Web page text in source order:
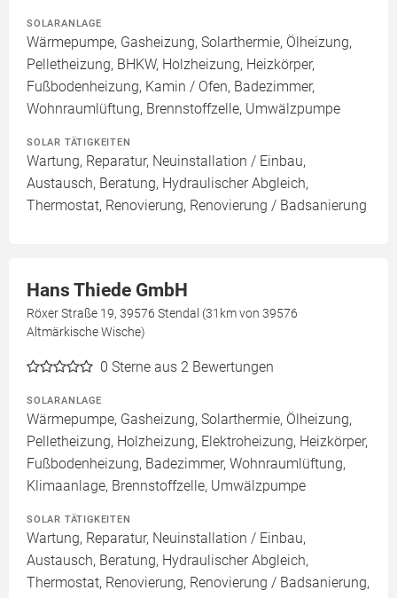
SOLARANLAGE
Wärmepumpe, Gasheizung, Solarthermie, Ölheizung,
Pelletheizung, BHKW, Holzheizung, Heizkörper,
Fußbodenheizung, Kamin / Ofen, Badezimmer,
Wohnraumlüftung, Brennstoffzelle, Umwälzpumpe
SOLAR TÄTIGKEITEN
Wartung, Reparatur, Neuinstallation / Einbau,
Austausch, Beratung, Hydraulischer Abgleich,
Thermostat, Renovierung, Renovierung / Badsanierung
Hans Thiede GmbH
Röxer Straße 19, 39576 Stendal (31km von 39576
Altmärkische Wische)
0 Sterne aus 2 Bewertungen
SOLARANLAGE
Wärmepumpe, Gasheizung, Solarthermie, Ölheizung,
Pelletheizung, Holzheizung, Elektroheizung, Heizkörper,
Fußbodenheizung, Badezimmer, Wohnraumlüftung,
Klimaanlage, Brennstoffzelle, Umwälzpumpe
SOLAR TÄTIGKEITEN
Wartung, Reparatur, Neuinstallation / Einbau,
Austausch, Beratung, Hydraulischer Abgleich,
Thermostat, Renovierung, Renovierung / Badsanierung,